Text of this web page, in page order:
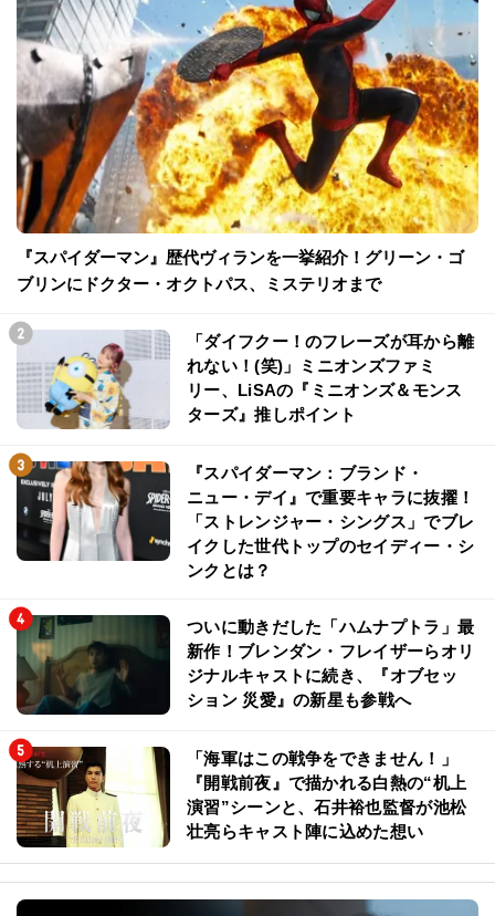
『スパイダーマン』歴代ヴィランを一挙紹介！グリーン・ゴ
ブリンにドクター・オクトパス、ミステリオまで
「ダイフクー！のフレーズが耳から離
れない！(笑)」ミニオンズファミ
リー、LiSAの『ミニオンズ＆モンス
ターズ』推しポイント
『スパイダーマン：ブランド・
ニュー・デイ』で重要キャラに抜擢！
「ストレンジャー・シングス」でブレ
イクした世代トップのセイディー・シ
ンクとは？
ついに動きだした「ハムナプトラ」最
新作！ブレンダン・フレイザーらオリ
ジナルキャストに続き、『オブセッ
ション 災愛』の新星も参戦へ
「海軍はこの戦争をできません！」
『開戦前夜』で描かれる白熱の“机上
演習”シーンと、石井裕也監督が池松
壮亮らキャスト陣に込めた想い